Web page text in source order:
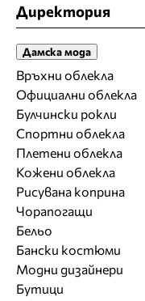
Директория
Дамска мода
Връхни облекла
Официални облекла
Булчински рокли
Спортни облекла
Плетени облекла
Кожени облекла
Рисувана коприна
Чорапогащи
Бельо
Бански костюми
Модни дизайнери
Бутици